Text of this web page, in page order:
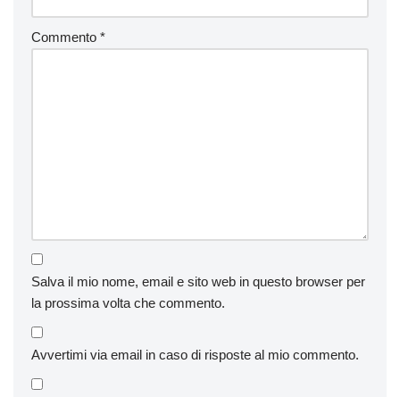
Commento *
Salva il mio nome, email e sito web in questo browser per
la prossima volta che commento.
Avvertimi via email in caso di risposte al mio commento.